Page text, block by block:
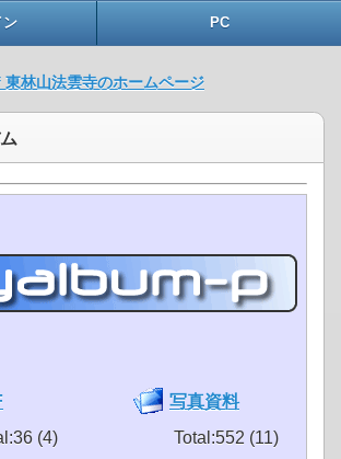
ン PC
東林山法雲寺のホームページ
(4)
写真資料
Total:552 (11)